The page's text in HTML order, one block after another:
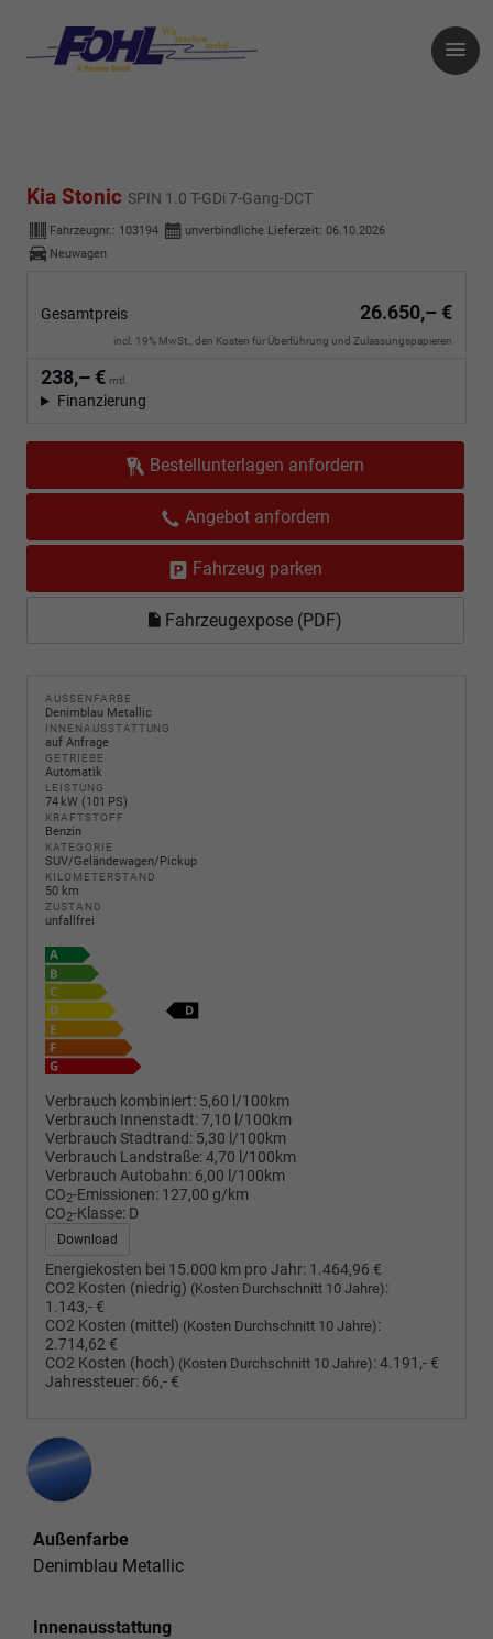
Kia Stonic SPIN 1.0 T-GDi 7-Gang-DCT
Fahrzeugnr.: 103194 unverbindliche Lieferzeit: 06.10.2026
Neuwagen
Gesamtpreis 26.650,– €
incl. 19% MwSt., den Kosten für Überführung und Zulassungspapieren
238,– € mtl.
Finanzierung
Bestellunterlagen anfordern
Angebot anfordern
Fahrzeug parken
Fahrzeugexpose (PDF)
AUSSENFARBE
Denimblau Metallic
INNENAUSSTATTUNG
auf Anfrage
GETRIEBE
Automatik
LEISTUNG
74 kW (101 PS)
KRAFTSTOFF
Benzin
KATEGORIE
SUV/Geländewagen/Pickup
KILOMETERSTAND
50 km
ZUSTAND
unfallfrei
Verbrauch kombiniert: 5,60 l/100km
Verbrauch Innenstadt:7,10 l/100km
Verbrauch Stadtrand: 5,30 l/100km
Verbrauch Landstraße:4,70 l/100km
Verbrauch Autobahn: 6,00 l/100km
CO2-Emissionen: 127,00 g/km
CO2-Klasse: D
Download
Energiekosten bei 15.000 km pro Jahr: 1.464,96 €
CO2 Kosten (niedrig) (Kosten Durchschnitt 10 Jahre):
1.143,- €
CO2 Kosten (mittel) (Kosten Durchschnitt 10 Jahre):
2.714,62 €
CO2 Kosten (hoch) (Kosten Durchschnitt 10 Jahre):4.191,- €
Jahressteuer: 66,- €
Außenfarbe
Denimblau Metallic
Innenausstattung